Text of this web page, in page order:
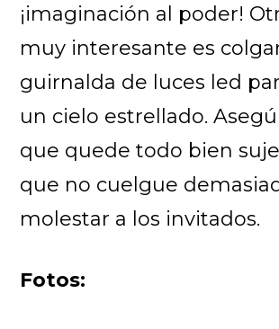
¡imaginación al poder!
muy interesante es
guirnalda de luces led
un cielo estrellado.
que quede todo bien
que no cuelgue
molestar a los invitados.
Fotos: